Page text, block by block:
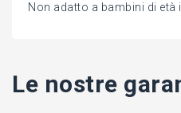
Non adatto a bambini di età
Le nostre